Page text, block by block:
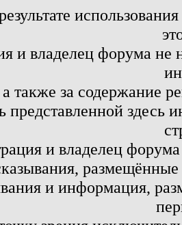
и владелец форума не
а также за содержание
представленной здесь
и владелец
и информация,